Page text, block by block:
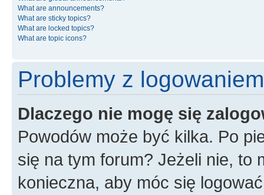
What are announcements?
What are sticky topics?
What are locked topics?
What are topic icons?
Problemy z
Dlaczego nie mogę się
Powodów może być kilka. Po
się na tym forum? Jeżeli nie, to
konieczna, aby móc się